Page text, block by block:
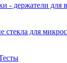
- держатели для
стекла для